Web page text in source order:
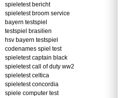
spieletest bericht
spieletest broom service
bayern testspiel
testspiel brasilien
hsv bayern testspiel
codenames spiel test
spieletest captain black
spieletest call of duty ww2
spieletest celtica
spieletest concordia
spiele computer test